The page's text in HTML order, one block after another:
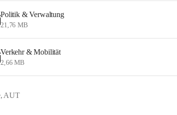
Politik & Verwaltung
21,76 MB
Verkehr & Mobilität
2,66 MB
AUT